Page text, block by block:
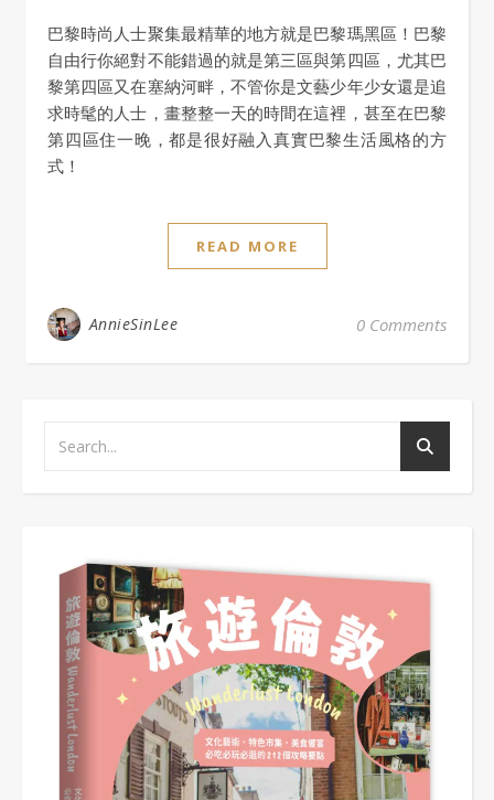
巴黎時尚人士聚集最精華的地方就是巴黎瑪黑區！巴黎
自由行你絕對不能錯過的就是第三區與第四區，尤其巴
黎第四區又在塞納河畔，不管你是文藝少年少女還是追
求時髦的人士，畫整整一天的時間在這裡，甚至在巴黎
第四區住一晚，都是很好融入真實巴黎生活風格的方
式！
READ MORE
AnnieSinLee 0 Comments